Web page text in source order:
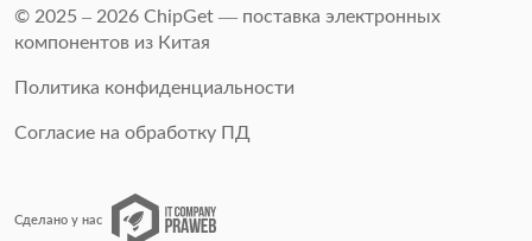
© 2025 – 2026 ChipGet — поставка электронных
компонентов из Китая
Политика конфиденциальности
Согласие на обработку ПД
Сделано у нас